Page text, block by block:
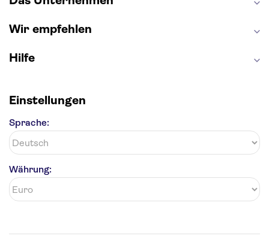
Wir empfehlen
Hilfe
Einstellungen
Sprache:
Währung: